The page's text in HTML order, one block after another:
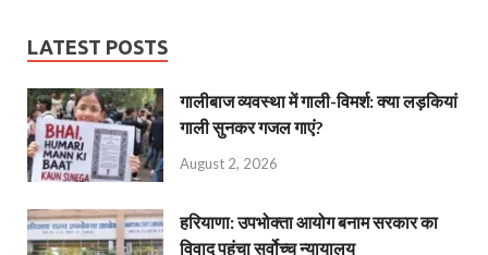
LATEST POSTS
गालीबाज व्‍यवस्‍था में गाली-विमर्श: क्या लड़कियां
गाली सुनकर गजल गाएं?
August 2, 2026
हरियाणा: उपभोक्ता आयोग बनाम सरकार का
विवाद पहुंचा सर्वोच्च न्यायालय